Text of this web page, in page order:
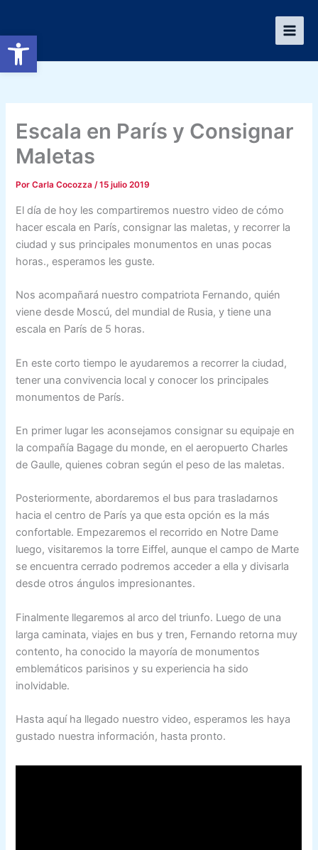
Abrir barra de herramientas
contenido
Escala en París y Consignar
Maletas
PorCarla Cocozza/15 julio 2019
El día de hoy les compartiremos nuestro video de cómo
hacer escala en París, consignar las maletas, y recorrer la
ciudad y sus principales monumentos en unas pocas
horas., esperamos les guste.
Nos acompañará nuestro compatriota Fernando, quién
viene desde Moscú, del mundial de Rusia, y tiene una
escala en París de 5 horas.
En este corto tiempo le ayudaremos a recorrer la ciudad,
tener una convivencia local y conocer los principales
monumentos de París.
En primer lugar les aconsejamos consignar su equipaje en
la compañía Bagage du monde, en el aeropuerto Charles
de Gaulle, quienes cobran según el peso de las maletas.
Posteriormente, abordaremos el bus para trasladarnos
hacia el centro de París ya que esta opción es la más
confortable. Empezaremos el recorrido en Notre Dame
luego, visitaremos la torre Eiffel, aunque el campo de Marte
se encuentra cerrado podremos acceder a ella y divisarla
desde otros ángulos impresionantes.
Finalmente llegaremos al arco del triunfo. Luego de una
larga caminata, viajes en bus y tren, Fernando retorna muy
contento, ha conocido la mayoría de monumentos
emblemáticos parisinos y su experiencia ha sido
inolvidable.
Hasta aquí ha llegado nuestro video, esperamos les haya
gustado nuestra información, hasta pronto.